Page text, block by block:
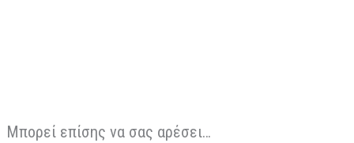
Μπορεί επίσης να σας αρέσει…